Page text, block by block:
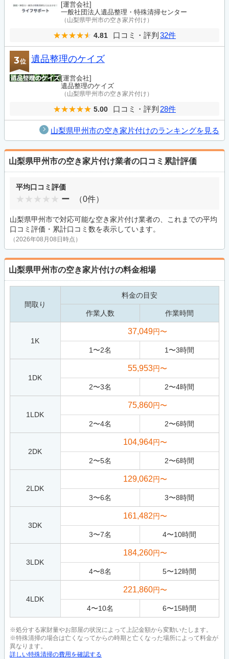
[運営会社]
一般社団法人遺品整理・特殊清掃センター
（山梨県甲州市の空き家片付け）
4.81 口コミ・評判 32件
3位 遺品整理のケイズ
[運営会社]
遺品整理のケイズ
（山梨県甲州市の空き家片付け）
5.00 口コミ・評判 28件
山梨県甲州市の空き家片付けのランキングを見る
山梨県甲州市の空き家片付け業者の口コミ累計評価
平均口コミ評価
ー （0件）
山梨県甲州市で対応可能な空き家片付け業者の、これまでの平均
口コミ評価・累計口コミ数を表示しています。
（2026年08月08日時点）
山梨県甲州市の空き家片付けの料金相場
間取り
料金の目安
作業人数 作業時間
1K
37,049円〜
1 〜2名 1 〜3時間
1DK
55,953円〜
2〜3名 2〜4時間
1LDK
75,860円〜
2〜4名 2〜6時間
2DK
104,964円〜
2〜5名 2〜6時間
2LDK
129,062円〜
3〜6名 3〜8時間
3DK
161,482円〜
3〜7名 4〜10時間
3LDK
184,260円〜
4〜8名 5〜12時間
4LDK
221,860円〜
4〜10名 6〜15時間
※処分する家財量やお部屋の状況によって上記金額から変動いたします。
※特殊清掃の場合は亡くなってからの時期と亡くなった場所によって料金が
異なります。
詳しい特殊清掃の費用を確認する